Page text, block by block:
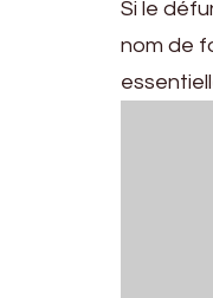
Si le
nom de